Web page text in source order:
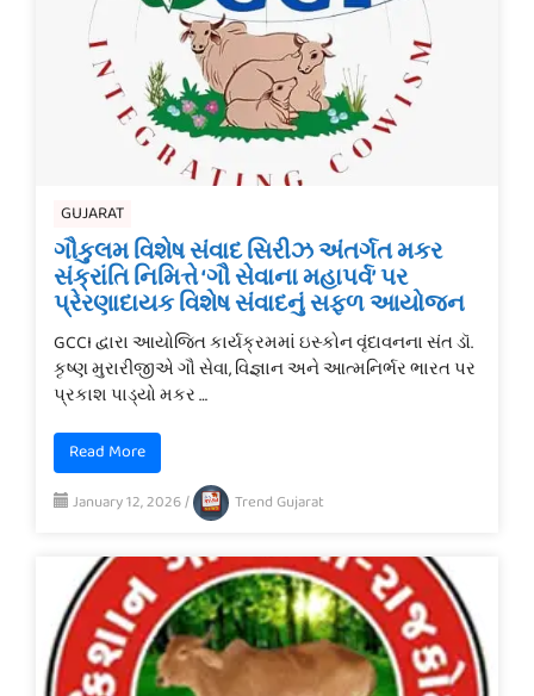
GUJARAT
ગૌકુલમ વિશેષ સંવાદ સિરીઝ અંતર્ગત મકર
સંક્રાંતિ નિમિત્તે ‘ગૌ સેવાના મહાપર્વ’ પર
પ્રેરણાદાયક વિશેષ સંવાદનું સફળ આયોજન
GCCI દ્વારા આયોજિત કાર્યક્રમમાં ઇસ્કોન વૃંદાવનના સંત ડૉ.
કૃષ્ણ મુરારીજીએ ગૌ સેવા, વિજ્ઞાન અને આત્મનિર્ભર ભારત પર
પ્રકાશ પાડ્યો મકર …
Read More
January 12, 2026/ Trend Gujarat